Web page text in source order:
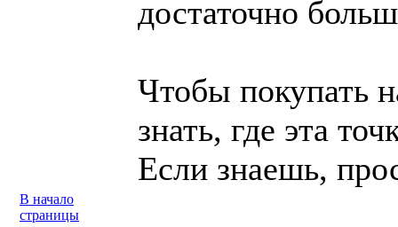
достаточно
Чтобы покупать
знать, где эта
Если знаешь,
В начало
страницы